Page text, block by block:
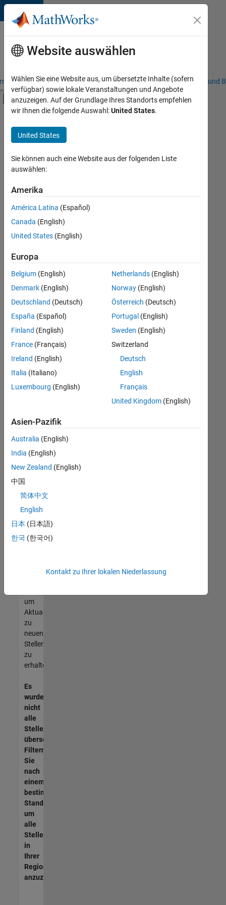
Weiter zum Inhalt
Karriere
bei
MathWorks
– Übersicht Stellensuche Niederlassungen Studierende und
Umschaltung für Off-Canvas-
Hauptinhalt
Information Technology
Sales Operations
Business Model Team
Legal
+3
Derzeit
es
keine
offenen
Stellen,
Ihren
Suchkriterien
entsprechen.
können
die
Suchkriterien
weiter
fassen
oder
alle
Stellenangebote
anzeigen .
noch
keine
offenen
Stellen
können,
die
Ihren
entsprechen,
werden
unseres
um
Aktualisierungen
zu
neuen
Stellenangeboten
zu
erhalten.
Es
wurden
nicht
alle
Stellen
übersetzt.
Filtern
Sie
nach
einem
bestimmten
Standort,
um
alle
Stellenangebote
in
Ihrer
Region
anzuzeigen.
Website auswählen
Wählen Sie eine Website aus, um übersetzte Inhalte (sofern
verfügbar) sowie lokale Veranstaltungen und Angebote
anzuzeigen. Auf der Grundlage Ihres Standorts empfehlen
wir Ihnen die folgende Auswahl:United States.
United States
Sie können auch eine Website aus der folgenden Liste
auswählen:
Amerika
América Latina (Español)
Canada (English)
United States (English)
Europa
Belgium (English)
Denmark (English)
Deutschland (Deutsch)
España (Español)
Finland (English)
France (Français)
Ireland (English)
Italia (Italiano)
Luxembourg (English)
Netherlands(English)
Norway(English)
Österreich (Deutsch)
Portugal (English)
Sweden (English)
Switzerland
Deutsch
English
Français
United Kingdom(English)
Asien-Pazifik
Australia (English)
India (English)
New Zealand (English)
中国
简体中文
English
日本 (日本語)
한국 (한국어)
Kontakt zu Ihrer lokalen Niederlassung